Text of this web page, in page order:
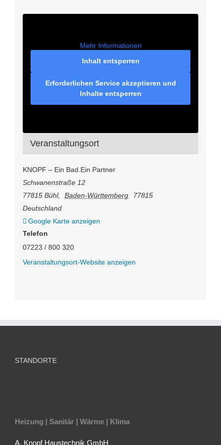
Veranstaltungsort
KNOPF – Ein Bad.Ein Partner
Schwanenstraße 12
77815 Bühl, Baden-Württemberg
77815
Deutschland
Google Karte anzeigen
Telefon
07223 / 800 320
Veranstaltungsort-Website anzeigen
Mehr Informationen
Inhalt entsperren
Erforderlichen Service akzeptieren und
Inhalte entsperren
STANDORTE
Heizung | Sanitär | Wärme | Klima
A. Knopf Haustechnik GmbH